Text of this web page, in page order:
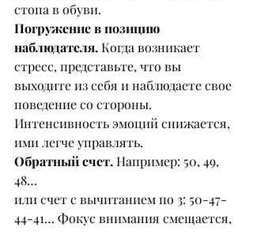
стопа в обуви.
Погружение в позицию
наблюдателя. Когда возникает
стресс, представьте, что вы
выходите из себя и наблюдаете свое
поведение со стороны.
Интенсивность эмоций снижается,
ими легче управлять.
Обратный счет. Например: 50, 49,
48…
или счет с вычитанием по 3: 50-47-
44-41… Фокус внимания смещается,